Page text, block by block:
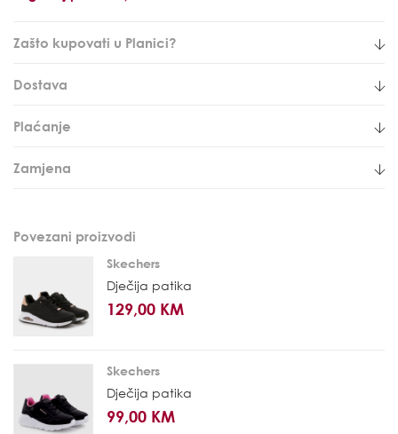
Zašto kupovati u Planici?
Dostava
Plaćanje
Zamjena
Povezani proizvodi
Skechers
Dječija patika
129,00 KM
Skechers
Dječija patika
99,00 KM